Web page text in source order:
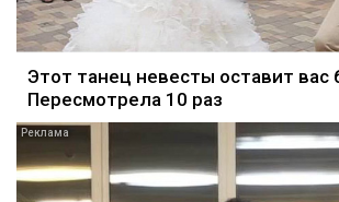
Этот танец невесты оставит вас
Пересмотрела 10 раз